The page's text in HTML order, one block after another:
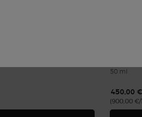
RASSODANTE E
CREMA
50 ml
450,00 €
(900,00